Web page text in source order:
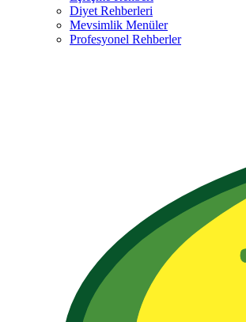
Diyet Rehberleri
Mevsimlik Menüler
Profesyonel Rehberler